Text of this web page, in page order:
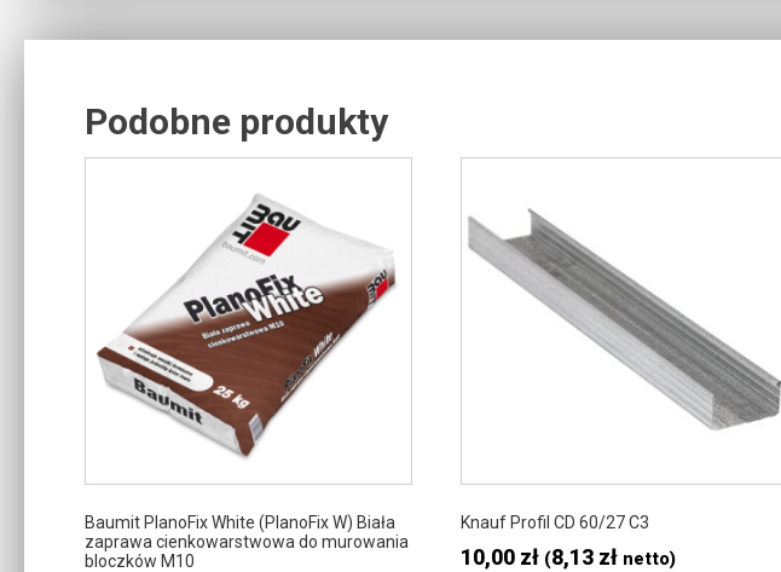
Podobne produkty
Baumit PlanoFix White (PlanoFix W) Biała
zaprawa cienkowarstwowa do murowania
bloczków M10
Knauf Profil CD 60/27 C3
10,00 zł (8,13 zł netto)